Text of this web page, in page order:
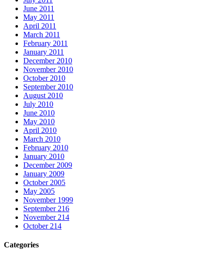
June 2011
May 2011
April 2011
March 2011
February 2011
January 2011
December 2010
November 2010
October 2010
September 2010
August 2010
July 2010
June 2010
May 2010
April 2010
March 2010
February 2010
January 2010
December 2009
January 2009
October 2005
May 2005
November 1999
September 216
November 214
October 214
Categories